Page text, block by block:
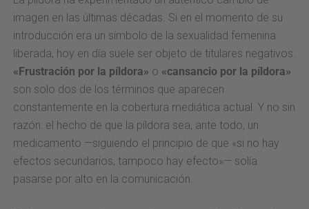
imagen en las últimas décadas. Si en el momento de su
introducción era un símbolo de la sexualidad femenina
liberada, hoy en día suele ser objeto de titulares negativos.
«Frustración por la píldora» o «cansancio por la píldora»
son solo dos de los términos que aparecen
constantemente en la cobertura mediática actual. Y no sin
razón: el hecho de que la píldora sea, ante todo, un
medicamento —siguiendo el principio de que «si no hay
efectos secundarios, tampoco hay efecto»— solía
pasarse por alto en la comunicación.